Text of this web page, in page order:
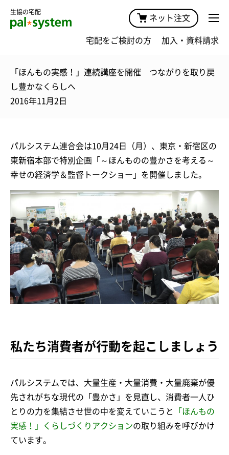
生協の宅配
ネット注文
宅配をご検討の方 加入・資料請求
「ほんもの実感！」連続講座を開催 つながりを取り戻
し豊かなくらしへ
2016年11月2日
パルシステム連合会は10月24日（月）、東京・新宿区の
東新宿本部で特別企画「～ほんものの豊かさを考える～
幸せの経済学＆監督トークショー」を開催しました。
私たち消費者が行動を起こしましょう
パルシステムでは、大量生産・大量消費・大量廃棄が優
先されがちな現代の「豊かさ」を見直し、消費者一人ひ
とりの力を集結させ世の中を変えていこうと
「ほんもの
実感！」くらしづくりアクションの取り組みを呼びかけ
ています。